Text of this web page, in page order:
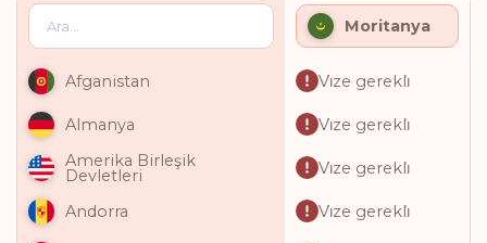
Moritanya
Afganistan Vi̇ze gerekli̇
Almanya
Vi̇ze gerekli̇
Amerika Birleşik
Devletleri Vi̇ze gerekli̇
Andorra Vi̇ze gerekli̇